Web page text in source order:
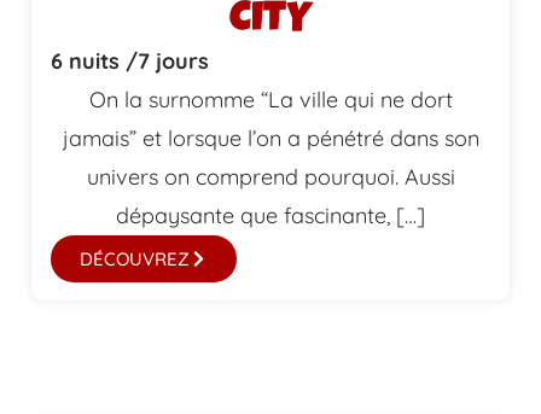
CITY
6 nuits /7 jours
On la surnomme “La ville qui ne dort
jamais” et lorsque l’on a pénétré dans son
univers on comprend pourquoi. Aussi
dépaysante que fascinante, […]
DÉCOUVREZ